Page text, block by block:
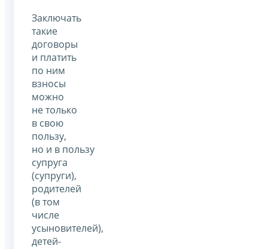
Заключать
такие
договоры
и платить
по ним
взносы
можно
не только
в свою
пользу,
но и в пользу
супруга
(супруги),
родителей
(в том
числе
усыновителей),
детей-